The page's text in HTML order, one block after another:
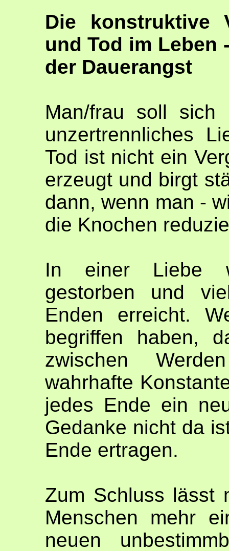
Die konstruktive
und Tod im Leben
der Dauerangst
Man/frau soll
unzertrennliches
Tod ist nicht ein
erzeugt und birgt
dann, wenn man -
die Knochen
In einer Liebe
gestorben und
Enden erreicht.
begriffen haben,
zwischen
wahrhafte
jedes Ende ein
Gedanke nicht da
Ende ertragen.
Zum Schluss lässt
Menschen mehr
neuen